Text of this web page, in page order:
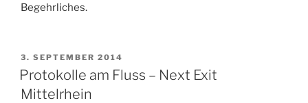
Begehrliches.
VERÖFFENTLICHT
AM
3. SEPTEMBER 2014
Protokolle am Fluss – Next Exit
Mittelrhein